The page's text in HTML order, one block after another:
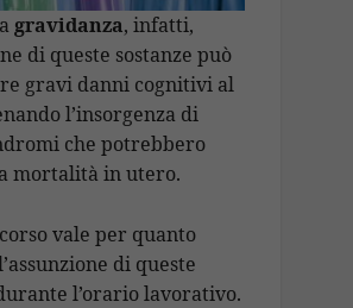
gravidanza, infatti,
di queste sostanze può
gravi danni cognitivi al
l’insorgenza di
che potrebbero
mortalità in utero.
vale per quanto
di queste
l’orario lavorativo.